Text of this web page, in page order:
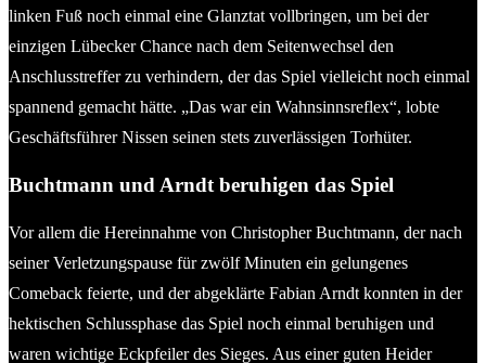
linken Fuß noch einmal eine Glanztat vollbringen, um bei der
einzigen Lübecker Chance nach dem Seitenwechsel den
Anschlusstreffer zu verhindern, der das Spiel vielleicht noch einmal
spannend gemacht hätte. „Das war ein Wahnsinnsreflex“, lobte
Geschäftsführer Nissen seinen stets zuverlässigen Torhüter.
Buchtmann und Arndt beruhigen das Spiel
Vor allem die Hereinnahme von Christopher Buchtmann, der nach
seiner Verletzungspause für zwölf Minuten ein gelungenes
Comeback feierte, und der abgeklärte Fabian Arndt konnten in der
hektischen Schlussphase das Spiel noch einmal beruhigen und
waren wichtige Eckpfeiler des Sieges. Aus einer guten Heider